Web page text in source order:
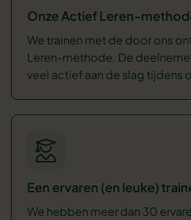
Onze Actief Leren-
We trainen met de door ons
Leren-methode. De
veel actief aan de slag tijdens
Een ervaren (en leuke)
We hebben meer dan 30